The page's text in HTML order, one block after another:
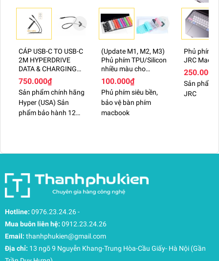
CÁP USB-C TO USB-C
2M HYPERDRIVE
DATA & CHARGING
10GBPS + 100W
750.000₫
Sản phẩm chính hãng
Hyper (USA) Sản
phẩm bảo hành 12
(Update M1, M2, M3)
Phủ phím TPU/Silicon
nhiều màu cho
Macbook các size
100.000₫
Phủ phím siêu bền,
bảo vệ bàn phím
macbook
Phủ phím
JRC
250.000₫
Sản phẩm
JRC
Hotline: 0976.23.24.26-
Mua buôn liên hệ: 0912.23.24.26
Email: thanhphukien@gmail.com
Địa chỉ: 13 ngõ 9 Nguyễn Khang-Trung Hòa-Cầu Giấy- Hà Nội (Gần